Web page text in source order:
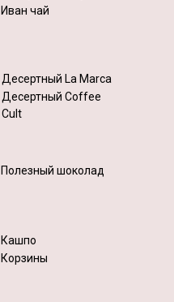
Иван чай
Десертный Coffee
Cult
Десертный La Marca
Полезный шоколад
Кашпо
Корзины